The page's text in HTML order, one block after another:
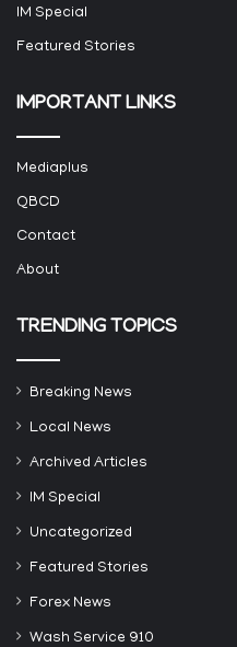
IM Special
Featured Stories
IMPORTANT LINKS
Mediaplus
QBCD
Contact
About
TRENDING TOPICS
Breaking News
Local News
Archived Articles
IM Special
Uncategorized
Featured Stories
Forex News
Wash Service 910